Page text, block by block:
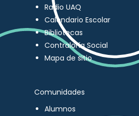
Radio UAQ
Calendario Escolar
Bibliotecas
Contraloría Social
Mapa de sitio
Comunidades
Alumnos